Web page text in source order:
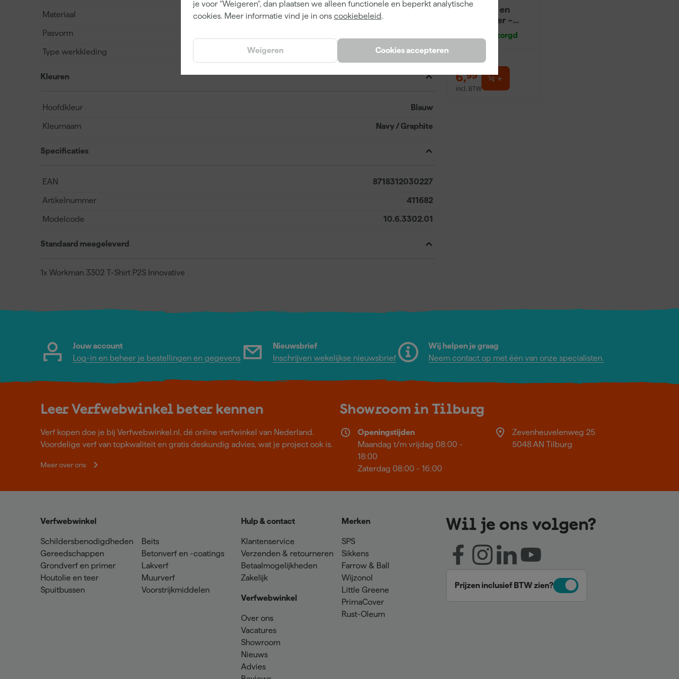
je voor "Weigeren", dan plaatsen we alleen functionele en beperkt analytische
cookies. Meer informatie vind je in ons cookiebeleid.
Cookies accepteren
Weigeren
Materiaal
Pasvorm
Type werkkleding T-Shirt
Kleuren
Hoofdkleur Blauw
Kleurnaam Navy / Graphite
Specificaties
EAN 8718312030227
Artikelnummer 411682
Modelcode 10.6.3302.01
Standaard meegeleverd
1x Workman 3302 T-Shirt P2S Innovative
Ontvetter en
Verfreiniger –
Morgen bezorgd
6,99
incl. BTW
Jouw account
Log-in en beheer je bestellingen en gegevens
Nieuwsbrief
Inschrijven wekelijkse nieuwsbrief
Wij helpen je graag
Neem contact op met één van onze specialisten.
Leer Verfwebwinkel beter kennen
Verf kopen doe je bij Verfwebwinkel.nl, dé online verfwinkel van Nederland.
Voordelige verf van topkwaliteit en gratis deskundig advies, wat je project ook is.
Meer over ons
Showroom in Tilburg
Openingstijden
Maandag t/m vrijdag 08:00 -
18:00
Zaterdag 08:00 - 16:00
Zevenheuvelenweg 25
5048 AN Tilburg
Verfwebwinkel
Schildersbenodigdheden
Gereedschappen
Grondverf en primer
Houtolie en teer
Spuitbussen
Beits
Betonverf en -coatings
Lakverf
Muurverf
Voorstrijkmiddelen
Hulp & contact
Klantenservice
Verzenden & retourneren
Betaalmogelijkheden
Zakelijk
Verfwebwinkel
Over ons
Vacatures
Showroom
Nieuws
Advies
Merken
SPS
Sikkens
Farrow & Ball
Wijzonol
Little Greene
PrimaCover
Rust-Oleum
Wil je ons volgen?
Prijzen inclusief BTW zien?